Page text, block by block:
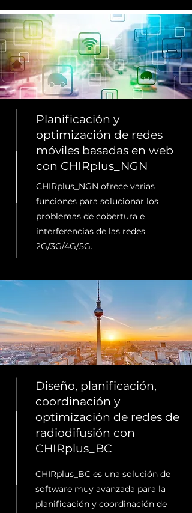
Planificación y
optimización de redes
móviles basadas en web
con CHIRplus_NGN
CHIRplus_NGN ofrece varias
funciones para solucionar los
problemas de cobertura e
interferencias de las redes
2G/3G/4G/5G.
Diseño, planificación,
coordinación y
optimización de redes de
radiodifusión con
CHIRplus_BC
CHIRplus_BC es una solución de
software muy avanzada para la
planificación y coordinación de